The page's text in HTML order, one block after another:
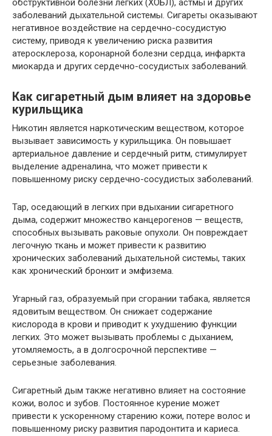
обструктивной болезни легких (ХОБЛ), астмы и других
заболеваний дыхательной системы. Сигареты оказывают
негативное воздействие на сердечно-сосудистую
систему, приводя к увеличению риска развития
атеросклероза, коронарной болезни сердца, инфаркта
миокарда и других сердечно-сосудистых заболеваний.
Как сигаретный дым влияет на здоровье
курильщика
Никотин является наркотическим веществом, которое
вызывает зависимость у курильщика. Он повышает
артериальное давление и сердечный ритм, стимулирует
выделение адреналина, что может привести к
повышенному риску сердечно-сосудистых заболеваний.
Тар, оседающий в легких при вдыхании сигаретного
дыма, содержит множество канцерогенов — веществ,
способных вызывать раковые опухоли. Он повреждает
легочную ткань и может привести к развитию
хронических заболеваний дыхательной системы, таких
как хронический бронхит и эмфизема.
Угарный газ, образуемый при сгорании табака, является
ядовитым веществом. Он снижает содержание
кислорода в крови и приводит к ухудшению функции
легких. Это может вызывать проблемы с дыханием,
утомляемость, а в долгосрочной перспективе —
серьезные заболевания.
Сигаретный дым также негативно влияет на состояние
кожи, волос и зубов. Постоянное курение может
привести к ускоренному старению кожи, потере волос и
повышенному риску развития пародонтита и кариеса.